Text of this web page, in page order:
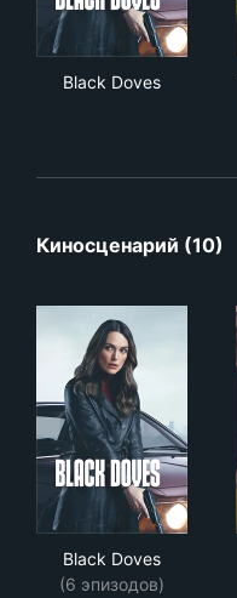
Black Doves
Киносценарий (10)
Black Doves
(6 эпизодов)